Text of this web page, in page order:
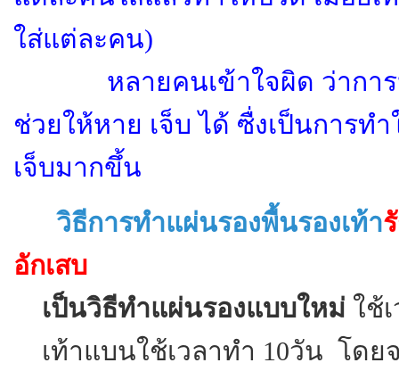
ใส่แต่ละคน)
หลายคนเข้าใจผิด ว่ากา
ช่วยให้หาย เจ็บ ได้ ซื่งเป็นการท
เจ็บมากขึ้น
วิธีการทำแผ่นรองพื้นรองเท้า
อักเสบ
เป็นวิธีทำแผ่นรองแบบใหม่ ใช้
เท้าแบนใช้เวลาทำ 10วัน โดย